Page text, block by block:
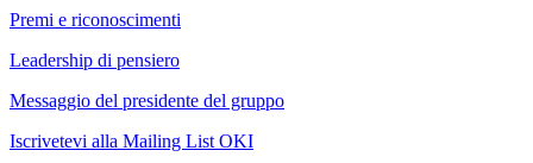
Premi e riconoscimenti
Leadership di pensiero
Messaggio del presidente del gruppo
Iscrivetevi alla Mailing List OKI